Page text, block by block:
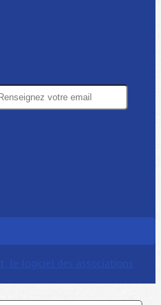
le logiciel des associations